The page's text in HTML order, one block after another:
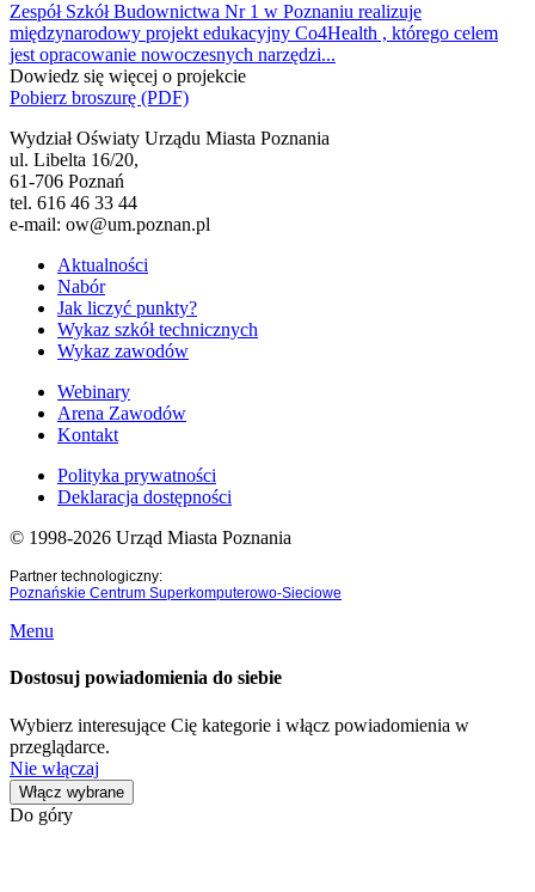
Zespół Szkół Budownictwa Nr 1 w Poznaniu realizuje
międzynarodowy projekt edukacyjny Co4Health , którego celem
jest opracowanie nowoczesnych narzędzi...
Dowiedz się więcej o projekcie
Pobierz broszurę (PDF)
Wydział Oświaty Urządu Miasta Poznania
ul. Libelta 16/20,
61-706 Poznań
tel. 616 46 33 44
e-mail: ow@um.poznan.pl
Aktualności
Nabór
Jak liczyć punkty?
Wykaz szkół technicznych
Wykaz zawodów
Webinary
Arena Zawodów
Kontakt
Polityka prywatności
Deklaracja dostępności
© 1998-2026 Urząd Miasta Poznania
Partner technologiczny:
Poznańskie Centrum Superkomputerowo-Sieciowe
Menu
Dostosuj powiadomienia do siebie
Wybierz interesujące Cię kategorie i włącz powiadomienia w
przeglądarce.
Nie włączaj
Włącz wybrane
Do góry